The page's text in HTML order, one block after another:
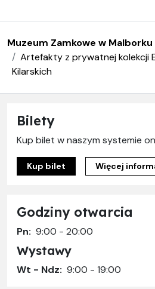
Muzeum Zamkowe w Malborku
Artefakty z prywatnej kolekcji
Kilarskich
Bilety
Kup bilet w naszym systemie
Kup bilet Więcej
Godziny otwarcia
Pn: 9:00 - 20:00
Wystawy
Wt - Ndz: 9:00 - 19:00